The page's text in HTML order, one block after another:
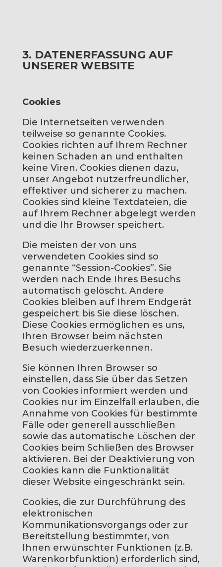
3. DATENERFASSUNG AUF
UNSERER WEBSITE
Cookies
Die Internetseiten verwenden
teilweise so genannte Cookies.
Cookies richten auf Ihrem Rechner
keinen Schaden an und enthalten
keine Viren. Cookies dienen dazu,
unser Angebot nutzerfreundlicher,
effektiver und sicherer zu machen.
Cookies sind kleine Textdateien, die
auf Ihrem Rechner abgelegt werden
und die Ihr Browser speichert.
Die meisten der von uns
verwendeten Cookies sind so
genannte “Session-Cookies”. Sie
werden nach Ende Ihres Besuchs
automatisch gelöscht. Andere
Cookies bleiben auf Ihrem Endgerät
gespeichert bis Sie diese löschen.
Diese Cookies ermöglichen es uns,
Ihren Browser beim nächsten
Besuch wiederzuerkennen.
Sie können Ihren Browser so
einstellen, dass Sie über das Setzen
von Cookies informiert werden und
Cookies nur im Einzelfall erlauben, die
Annahme von Cookies für bestimmte
Fälle oder generell ausschließen
sowie das automatische Löschen der
Cookies beim Schließen des Browser
aktivieren. Bei der Deaktivierung von
Cookies kann die Funktionalität
dieser Website eingeschränkt sein.
Cookies, die zur Durchführung des
elektronischen
Kommunikationsvorgangs oder zur
Bereitstellung bestimmter, von
Ihnen erwünschter Funktionen (z.B.
Warenkorbfunktion) erforderlich sind,